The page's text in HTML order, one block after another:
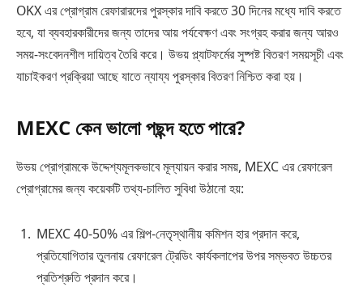
OKX এর প্রোগ্রাম রেফারারদের পুরস্কার দাবি করতে 30 দিনের মধ্যে দাবি করতে
হবে, যা ব্যবহারকারীদের জন্য তাদের আয় পর্যবেক্ষণ এবং সংগ্রহ করার জন্য আরও
সময়-সংবেদনশীল দায়িত্ব তৈরি করে। উভয় প্ল্যাটফর্মের সুষ্পষ্ট বিতরণ সময়সূচী এবং
যাচাইকরণ প্রক্রিয়া আছে যাতে ন্যায্য পুরস্কার বিতরণ নিশ্চিত করা হয়।
MEXC কেন ভালো পছন্দ হতে পারে?
উভয় প্রোগ্রামকে উদ্দেশ্যমূলকভাবে মূল্যায়ন করার সময়, MEXC এর রেফারেল
প্রোগ্রামের জন্য কয়েকটি তথ্য-চালিত সুবিধা উঠানো হয়:
MEXC 40-50% এর শিল্প-নেতৃস্থানীয় কমিশন হার প্রদান করে,
প্রতিযোগিতার তুলনায় রেফারেল ট্রেডিং কার্যকলাপের উপর সম্ভবত উচ্চতর
প্রতিশ্রুতি প্রদান করে।